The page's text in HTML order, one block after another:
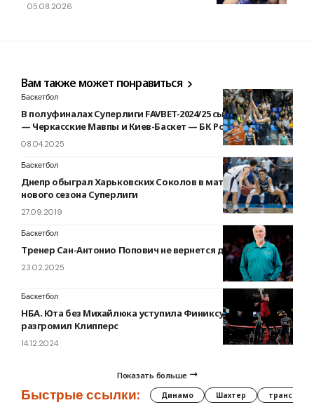
05.08.2026
Вам также может понравиться
Баскетбол
В полуфиналах Суперлиги FAVBET-2024/25 сыграют Днепр
— Черкасские Мавпы и Киев-Баскет — БК Ровно
08.04.2025
Баскетбол
Днепр обыграл Харьковских Соколов в матче-открытии
нового сезона Суперлиги
27.09.2019
Баскетбол
Тренер Сан-Антонио Попович не вернется до конца сезона
23.02.2025
Баскетбол
НБА. Юта без Михайлюка уступила Финиксу, Денвер
разгромил Клипперс
14.12.2024
Показать больше
Быстрые ссылки: Динамо Шахтер трансферы